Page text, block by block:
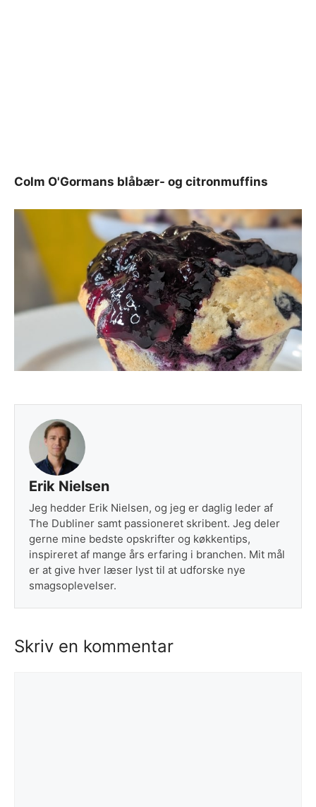
Colm O'Gormans blåbær- og citronmuffins
Erik Nielsen
Jeg hedder Erik Nielsen, og jeg er daglig leder af
The Dubliner samt passioneret skribent. Jeg deler
gerne mine bedste opskrifter og køkkentips,
inspireret af mange års erfaring i branchen. Mit mål
er at give hver læser lyst til at udforske nye
smagsoplevelser.
Skriv en kommentar